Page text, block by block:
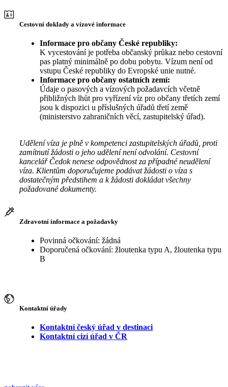
Cestovní doklady a vízové informace
Informace pro občany České republiky:
K vycestování je potřeba občanský průkaz nebo cestovní
pas platný minimálně po dobu pobytu. Vízum není od
vstupu České republiky do Evropské unie nutné.
Informace pro občany ostatních zemí:
Údaje o pasových a vízových požadavcích včetně
přibližných lhůt pro vyřízení víz pro občany třetích zemí
jsou k dispozici u příslušných úřadů třetí země
(ministerstvo zahraničních věcí, zastupitelský úřad).
Udělení víza je plně v kompetenci zastupitelských úřadů, proti
zamítnutí žádosti o jeho udělení není odvolání. Cestovní
kancelář Čedok nenese odpovědnost za případné neudělení
víza. Klientům doporučujeme podávat žádosti o víza s
dostatečným předstihem a k žádosti dokládat všechny
požadované dokumenty.
Zdravotní informace a požadavky
Povinná očkování: žádná
Doporučená očkování: žloutenka typu A, žloutenka typu
B
Kontaktní úřady
Kontaktní český úřad v destinaci
Kontaktní cizí úřad v ČR